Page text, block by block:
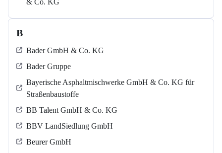
& Co. KG
B
Bader GmbH & Co. KG
Bader Gruppe
Bayerische Asphaltmischwerke GmbH & Co. KG für
Straßenbaustoffe
BB Talent GmbH & Co. KG
BBV LandSiedlung GmbH
Beurer GmbH